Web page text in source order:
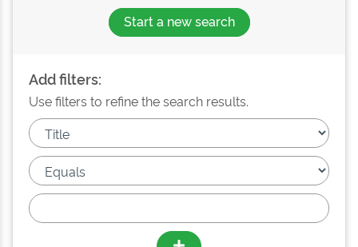
Start a new search
Add filters:
Use filters to refine the search results.